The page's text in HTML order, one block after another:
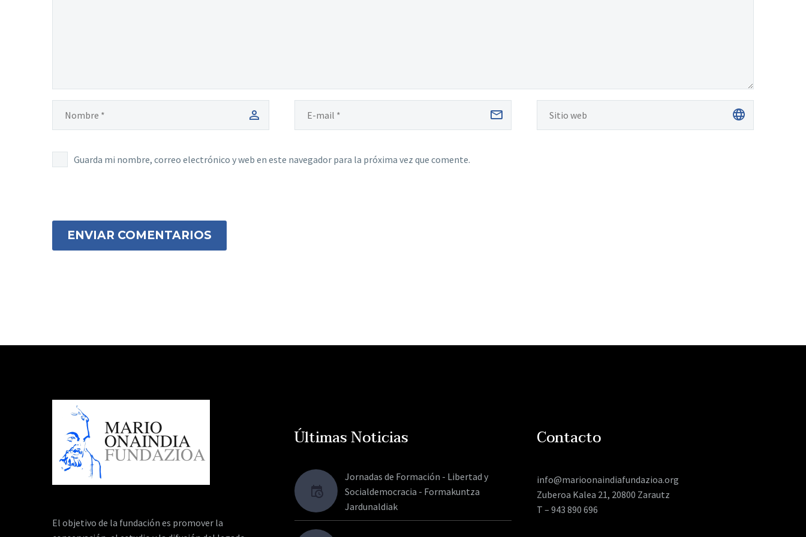
Guarda mi nombre, correo electrónico y web en este navegador para la próxima vez que comente.
ENVIAR COMENTARIOS
El objetivo de la fundación es promover la
Últimas Noticias
Jornadas de Formación - Libertad y
Socialdemocracia - Formakuntza
Jardunaldiak
Contacto
info@marioonaindiafundazioa.org
Zuberoa Kalea 21, 20800 Zarautz
T – 943 890 696